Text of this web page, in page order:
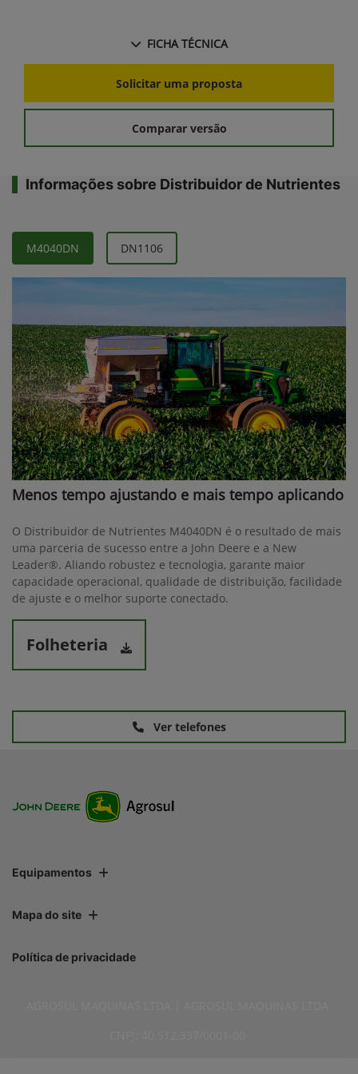
FICHA TÉCNICA
Solicitar uma proposta
Comparar versão
Informações sobre Distribuidor de Nutrientes
M4040DN DN1106
Menos tempo ajustando e mais tempo aplicando
O Distribuidor de Nutrientes M4040DN é o resultado de mais
uma parceria de sucesso entre a John Deere e a New
Leader®. Aliando robustez e tecnologia, garante maior
capacidade operacional, qualidade de distribuição, facilidade
de ajuste e o melhor suporte conectado.
Folheteria
Ver telefones
Equipamentos
Mapa do site
Política de privacidade